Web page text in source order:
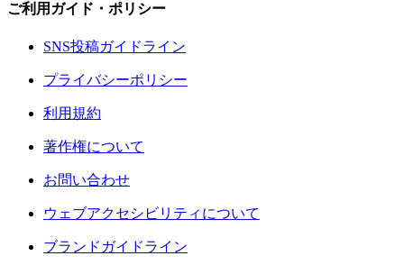
ご利用ガイド・ポリシー
SNS投稿ガイドライン
プライバシーポリシー
利用規約
著作権について
お問い合わせ
ウェブアクセシビリティについて
ブランドガイドライン